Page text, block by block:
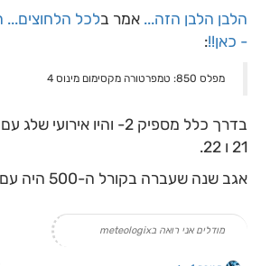
הלבן הלבן הזה... אמר בלכל
- כאן!!:
מפלס 850: טמפרטורה מקסימום מינוס 4
21 ו 22.
אגב שנה שעברה בקורל ה-500 היה עם 23- בלבד
מודלים אני רואה בmeteologix